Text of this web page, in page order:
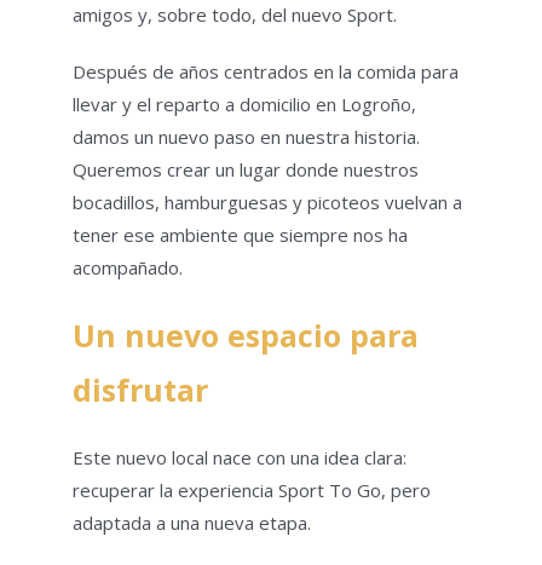
amigos y, sobre todo, del nuevo Sport.
Después de años centrados en la comida para
llevar y el reparto a domicilio en Logroño,
damos un nuevo paso en nuestra historia.
Queremos crear un lugar donde nuestros
bocadillos, hamburguesas y picoteos vuelvan a
tener ese ambiente que siempre nos ha
acompañado.
Un nuevo espacio para
disfrutar
Este nuevo local nace con una idea clara:
recuperar la experiencia Sport To Go, pero
adaptada a una nueva etapa.